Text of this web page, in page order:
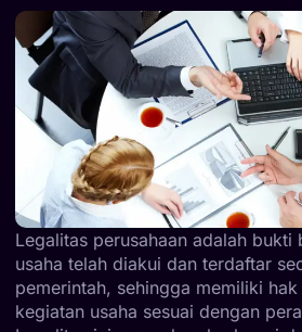
Legalitas perusahaan adalah bukti
usaha telah diakui dan terdaftar
pemerintah, sehingga memiliki
kegiatan usaha sesuai dengan